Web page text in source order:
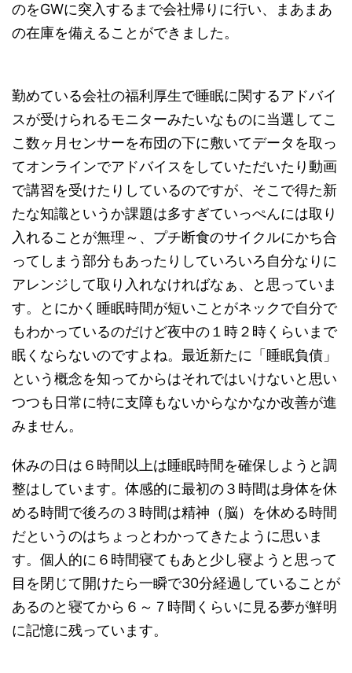
のをGWに突入するまで会社帰りに行い、まあまあ
の在庫を備えることができました。
勤めている会社の福利厚生で睡眠に関するアドバイ
スが受けられるモニターみたいなものに当選してこ
こ数ヶ月センサーを布団の下に敷いてデータを取っ
てオンラインでアドバイスをしていただいたり動画
で講習を受けたりしているのですが、そこで得た新
たな知識というか課題は多すぎていっぺんには取り
入れることが無理～、プチ断食のサイクルにかち合
ってしまう部分もあったりしていろいろ自分なりに
アレンジして取り入れなければなぁ、と思っていま
す。とにかく睡眠時間が短いことがネックで自分で
もわかっているのだけど夜中の１時２時くらいまで
眠くならないのですよね。最近新たに「睡眠負債」
という概念を知ってからはそれではいけないと思い
つつも日常に特に支障もないからなかなか改善が進
みません。
休みの日は６時間以上は睡眠時間を確保しようと調
整はしています。体感的に最初の３時間は身体を休
める時間で後ろの３時間は精神（脳）を休める時間
だというのはちょっとわかってきたように思いま
す。個人的に６時間寝てもあと少し寝ようと思って
目を閉じて開けたら一瞬で30分経過していることが
あるのと寝てから６～７時間くらいに見る夢が鮮明
に記憶に残っています。